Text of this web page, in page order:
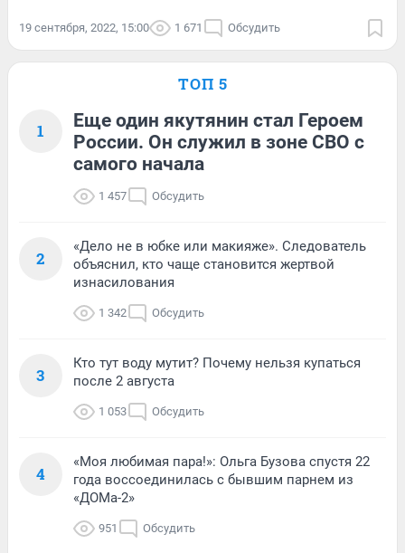
19 сентября, 2022, 15:00 1 671 Обсудить
ТОП 5
1
Еще один якутянин стал Героем
России. Он служил в зоне СВО с
самого начала
1 457 Обсудить
2
«Дело не в юбке или макияже». Следователь
объяснил, кто чаще становится жертвой
изнасилования
1 342 Обсудить
3
Кто тут воду мутит? Почему нельзя купаться
после 2 августа
1 053 Обсудить
4
«Моя любимая пара!»: Ольга Бузова спустя 22
года воссоединилась с бывшим парнем из
«ДОМа-2»
951 Обсудить